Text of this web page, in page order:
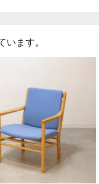
います。